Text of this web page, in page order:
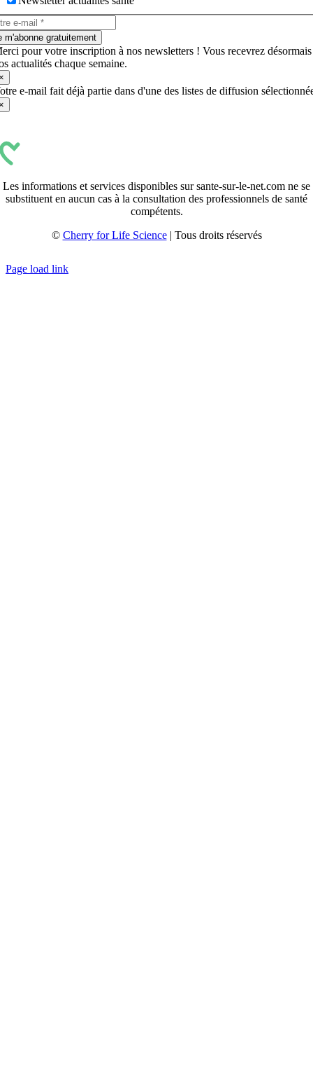
m'abonne gratuitement
pour votre inscription à nos newsletters ! Vous recevrez désormais
actualités chaque semaine.
e-mail fait déjà partie dans d'une des listes de diffusion
Les informations et services disponibles sur sante-sur-le-net.com ne se
substituent en aucun cas à la consultation des professionnels de santé
compétents.
© Cherry for Life Science| Tous droits réservés
Page load link